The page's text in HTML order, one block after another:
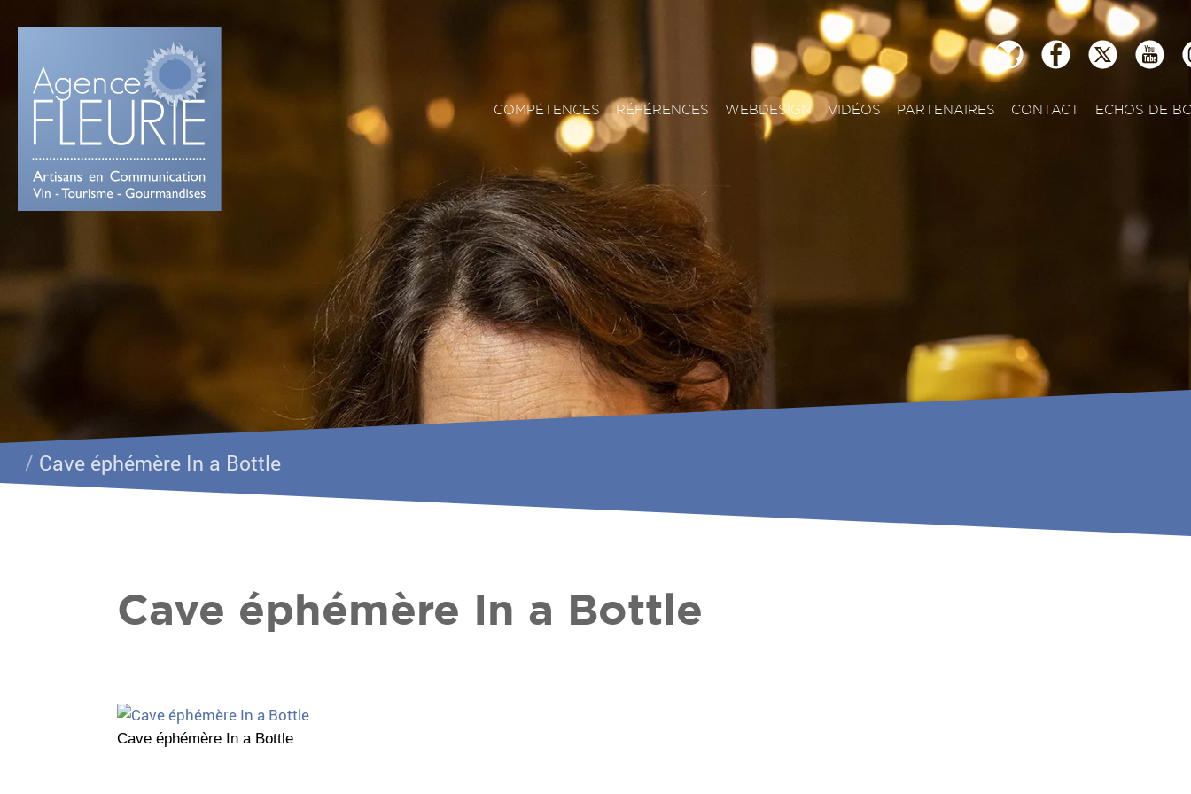
ECHOS DE
CONTACT
PARTENAIRES
VIDÉOS
WEBDESIGN
RÉFÉRENCES
COMPÉTENCES
/ Cave éphémère In a Bottle
Cave éphémère In a Bottle
Cave éphémère In a Bottle